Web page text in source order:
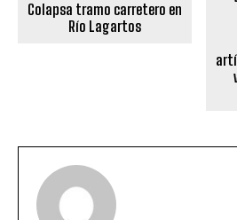
Colapsa tramo carretero en
Río Lagartos